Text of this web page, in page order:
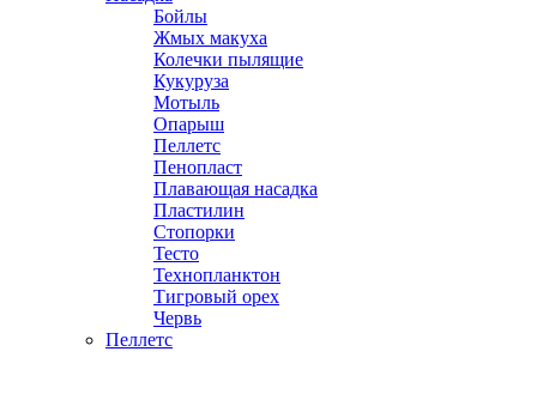
Бойлы
Жмых макуха
Колечки пылящие
Кукуруза
Мотыль
Опарыш
Пеллетс
Пенопласт
Плавающая насадка
Пластилин
Стопорки
Тесто
Технопланктон
Тигровый орех
Червь
Пеллетс